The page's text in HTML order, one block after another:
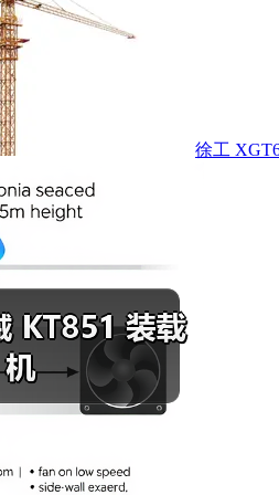
徐工